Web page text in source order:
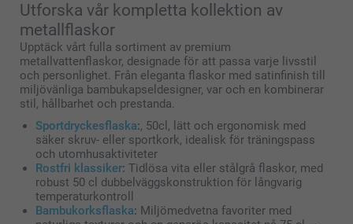
Utforska vår kompletta kollektion av
metallflaskor
Upptäck vårt fulla sortiment av premium
metallvattenflaskor, designade för att passa varje livsstil
och personlighet. Från eleganta flaskor med satinfinish till
miljövänliga bambukapseldesigner, var och en kombinerar
stil, hållbarhet och prestanda.
Sportdryckesflaska:, 50cl, lätt och ergonomisk med
säker skruv- eller sportkork, idealisk för träningspass
och utomhusaktiviteter
Rostfri klassiker: Tidlösa vita eller stålgrå flaskor, med
robust 50 cl dubbelväggskonstruktion för långvarig
temperaturkontroll
Bambukorksflaska: Miljömedvetna favoriter med